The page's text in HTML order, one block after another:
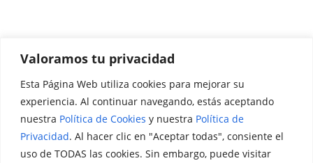
Valoramos tu privacidad
Esta Página Web utiliza cookies para mejorar su
experiencia. Al continuar navegando, estás aceptando
nuestra Política de Cookies y nuestra Política de
Privacidad. Al hacer clic en "Aceptar todas", consiente el
uso de TODAS las cookies. Sin embargo, puede visitar
Promociónate
Legal